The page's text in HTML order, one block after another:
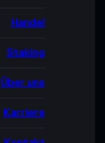
Handel
Staking
Über uns
Karriere